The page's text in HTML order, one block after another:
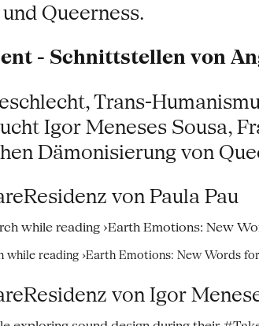
Queerness.
- Schnittstellen von
Trans-
Igor Meneses Sousa,
Dämonisierung von
von Paula Pau
reading ›Earth Emotions: New Words
von Igor